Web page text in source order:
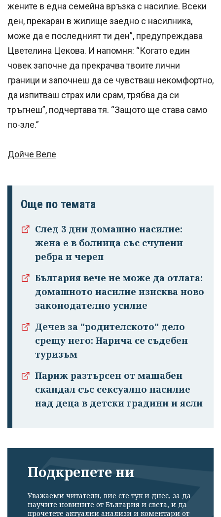
жените в една семейна връзка с насилие. Всеки
ден, прекаран в жилище заедно с насилника,
може да е последният ти ден”, предупреждава
Цветелина Цекова. И напомня: “Когато един
човек започне да прекрачва твоите лични
граници и започнеш да се чувстваш некомфортно,
да изпитваш страх или срам, трябва да си
тръгнеш”, подчертава тя. “Защото ще става само
по-зле.”
Дойче Веле
Още по темата
След 3 дни домашно насилие:
жена е в болница със счупени
ребра и череп
България вече не може да отлага:
домашното насилие изисква ново
законодателно усилие
Дечев за "родителското" дело
срещу него: Нарича се съдебен
туризъм
Париж разтърсен от мащабен
скандал със сексуално насилие
над деца в детски градини и ясли
Подкрепете ни
Уважаеми читатели, вие сте тук и днес, за да
научите новините от България и света, и да
прочетете актуални анализи и коментари от